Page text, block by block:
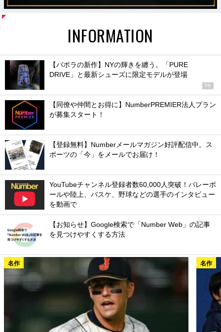
INFORMATION
【バボラの新作】NYの輝きを纏う。「PURE
DRIVE」と最新シューズに限定モデルが登場
PR
【同僚や仲間とお得に】NumberPREMIER法人プラン
が募集スタート！
【登録無料】Numberメールマガジン好評配信中。ス
ポーツの「今」をメールでお届け！
YouTubeチャンネル登録者数60,000人突破！バレーボ
ールや陸上、バスケ、野球などの選手のインタビュー
を動画で
【お知らせ】Google検索で「Number Web」の記事
を見つけやすくする方法
名作 名作